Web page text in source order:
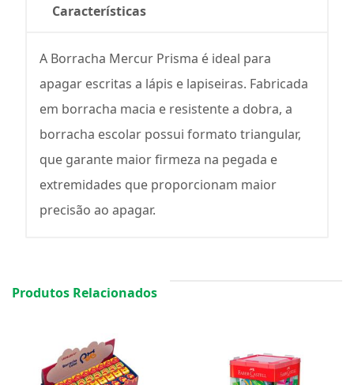
Características
A Borracha Mercur Prisma é ideal para
apagar escritas a lápis e lapiseiras. Fabricada
em borracha macia e resistente a dobra, a
borracha escolar possui formato triangular,
que garante maior firmeza na pegada e
extremidades que proporcionam maior
precisão ao apagar.
Produtos Relacionados